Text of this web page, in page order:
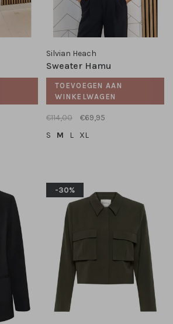
Silvian Heach
Sweater Hamu
TOEVOEGEN AAN
WINKELWAGEN
€114,00
€69,95
S
M L XL
-30%